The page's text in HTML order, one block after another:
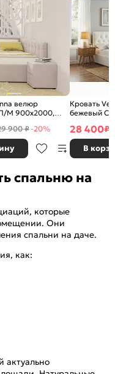
велюр
М 900x2000,
900 ₽-20%
Кровать
бежевый С
изголовье
28 400₽
В
спальню на
которые
Они
спальни на даче.
как:
актуально